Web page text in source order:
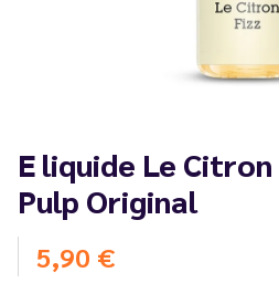
E liquide Le
Pulp Original
5,90 €